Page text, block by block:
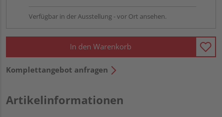
Verfügbar in der Ausstellung - vor Ort ansehen.
In den Warenkorb
Komplettangebot anfragen
Artikelinformationen